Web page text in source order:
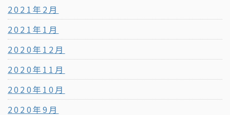
2021年2月
2021年1月
2020年12月
2020年11月
2020年10月
2020年9月